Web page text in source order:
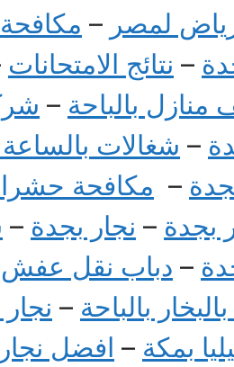
لمصر –
– نتائج الامتحانات
بالباحة –
– شغالات
– مكافحة
بجدة – نجار بجدة –
– دباب نقل
بالباحة – نجار
بمكة – افضل